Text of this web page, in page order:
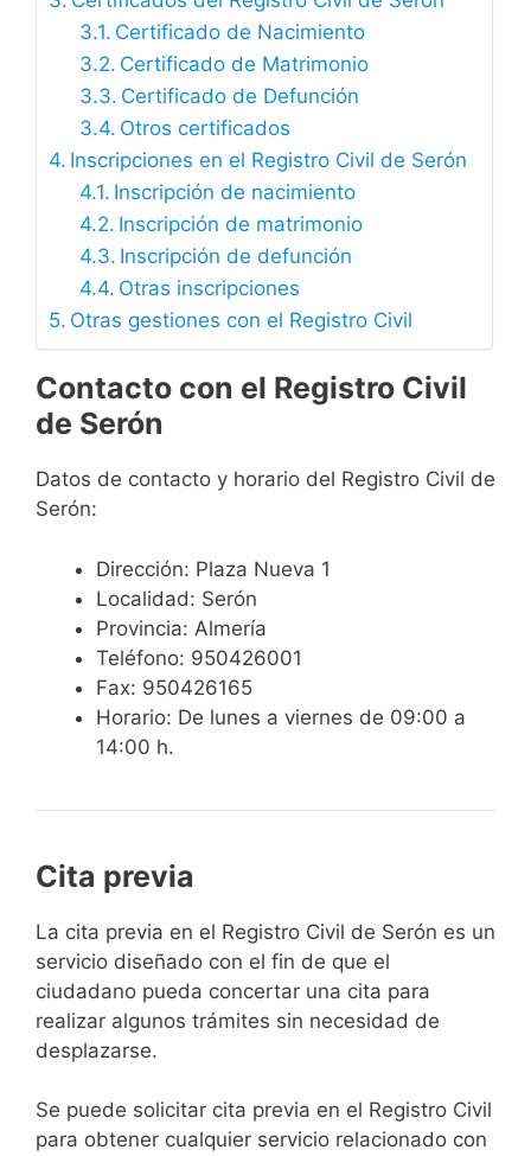
Certificado de Nacimiento
Certificado de Matrimonio
Certificado de Defunción
Otros certificados
Inscripciones en el Registro Civil de Serón
Inscripción de nacimiento
Inscripción de matrimonio
Inscripción de defunción
Otras inscripciones
Otras gestiones con el Registro Civil
Contacto con el Registro Civil
de Serón
Datos de contacto y horario del Registro Civil de
Serón:
Dirección: Plaza Nueva 1
Localidad: Serón
Provincia: Almería
Teléfono: 950426001
Fax: 950426165
Horario: De lunes a viernes de 09:00 a
14:00 h.
Cita previa
​​​​​​​​​​​​​​​​​​​​​​​​​​​​La cita previa en el Registro Civil de Serón es un
servicio diseñado con el fin de que el
ciudadano pueda concertar una cita para
realizar algunos trámites sin necesidad de
desplazarse.​
Se puede solicitar cita previa en el Registro Civil
para obtener cualquier servicio relacionado con